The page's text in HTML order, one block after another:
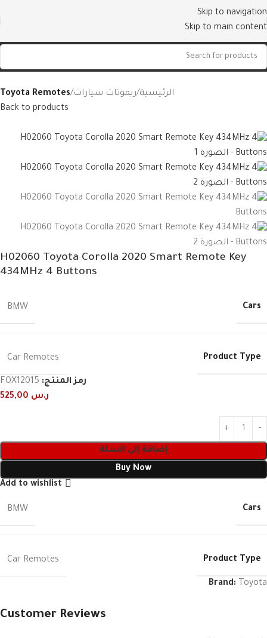
Skip to navigation
Skip to main content
الرئيسية ريموتات سيارات Toyota Remotes
Back to products
H02060 Toyota Corolla 2020 Smart Remote Key
434MHz 4 Buttons
Cars
BMW
Product Type
Car Remotes
رمز المنتج: FOX12015
ر.س
إضافة إلى السلة
Buy Now
Add to wishlist
Cars
BMW
Product Type
Car Remotes
Brand: Toyota
Customer Reviews